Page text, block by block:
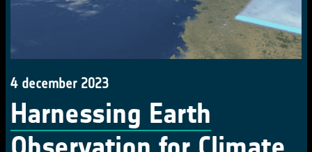
4 december 2023
Harnessing Earth